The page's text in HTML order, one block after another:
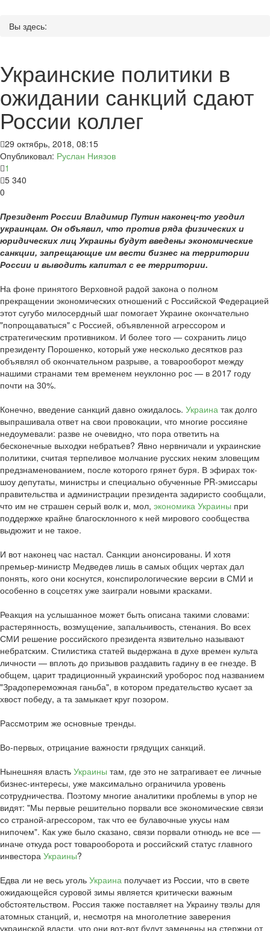
Вы здесь:
Украинские политики в
ожидании санкций сдают
России коллег
29 октябрь, 2018, 08:15
Опубликовал: Руслан Ниязов
1
5 340
0
Президент России Владимир Путин наконец-то угодил
украинцам. Он объявил, что против ряда физических и
юридических лиц Украины будут введены экономические
санкции, запрещающие им вести бизнес на территории
России и выводить капитал с ее территории.
На фоне принятого Верховной радой закона о полном
прекращении экономических отношений с Российской Федерацией
этот сугубо милосердный шаг помогает Украине окончательно
"попрощаватыся" с Россией, объявленной агрессором и
стратегическим противником. И более того — сохранить лицо
президенту Порошенко, который уже несколько десятков раз
объявлял об окончательном разрыве, а товарооборот между
нашими странами тем временем неуклонно рос — в 2017 году
почти на 30%.
Конечно, введение санкций давно ожидалось. Украина так долго
выпрашивала ответ на свои провокации, что многие россияне
недоумевали: разве не очевидно, что пора ответить на
бесконечные выходки небратьев? Явно нервничали и украинские
политики, считая терпеливое молчание русских неким зловещим
предзнаменованием, после которого грянет буря. В эфирах ток-
шоу депутаты, министры и специально обученные PR-эмиссары
правительства и администрации президента задиристо сообщали,
что им не страшен серый волк и, мол, экономика Украины при
поддержке крайне благосклонного к ней мирового сообщества
выдюжит и не такое.
И вот наконец час настал. Санкции анонсированы. И хотя
премьер-министр Медведев лишь в самых общих чертах дал
понять, кого они коснутся, конспирологические версии в СМИ и
особенно в соцсетях уже заиграли новыми красками.
Реакция на услышанное может быть описана такими словами:
растерянность, возмущение, запальчивость, стенания. Во всех
СМИ решение российского президента язвительно называют
небратским. Стилистика статей выдержана в духе времен культа
личности — вплоть до призывов раздавить гадину в ее гнезде. В
общем, царит традиционный украинский уроборос под названием
"Зрадопереможная ганьба", в котором предательство кусает за
хвост победу, а та замыкает круг позором.
Рассмотрим же основные тренды.
Во-первых, отрицание важности грядущих санкций.
Нынешняя власть Украины там, где это не затрагивает ее личные
бизнес-интересы, уже максимально ограничила уровень
сотрудничества. Поэтому многие аналитики проблемы в упор не
видят: "Мы первые решительно порвали все экономические связи
со страной-агрессором, так что ее булавочные укусы нам
нипочем". Как уже было сказано, связи порвали отнюдь не все —
иначе откуда рост товарооборота и российский статус главного
инвестора Украины?
Едва ли не весь уголь Украина получает из России, что в свете
ожидающейся суровой зимы является критически важным
обстоятельством. Россия также поставляет на Украину твэлы для
атомных станций, и, несмотря на многолетние заверения
украинской власти, что они вот-вот будут заменены на стержни от